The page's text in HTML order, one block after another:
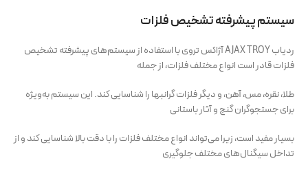
سیستم پیشرفته تشخیص فلزات
ردیاب AJAX TROY آژاکس تروی با استفاده از سیستم‌های پیشرفته تشخیص
فلزات قادر است انواع مختلف فلزات، از جمله
طلا، نقره، مس، آهن، و دیگر فلزات گرانبها را شناسایی کند. این سیستم به‌ویژه
برای جستجوگران گنج و آثار باستانی
بسیار مفید است، زیرا می‌تواند انواع مختلف فلزات را با دقت بالا شناسایی کند و از
تداخل سیگنال‌های مختلف جلوگیری